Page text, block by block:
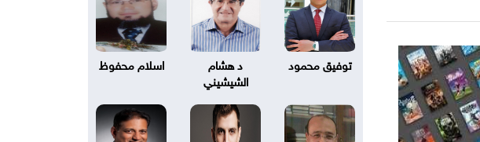
توفيق محمود
د هشام
الشيشيني
اسلام محفوظ